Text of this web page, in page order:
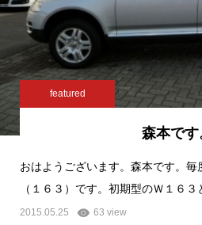
featured
森本です
おはようございます。森本です。毎
（１６３）です。初期型のＷ１６
2015.05.25 63 view